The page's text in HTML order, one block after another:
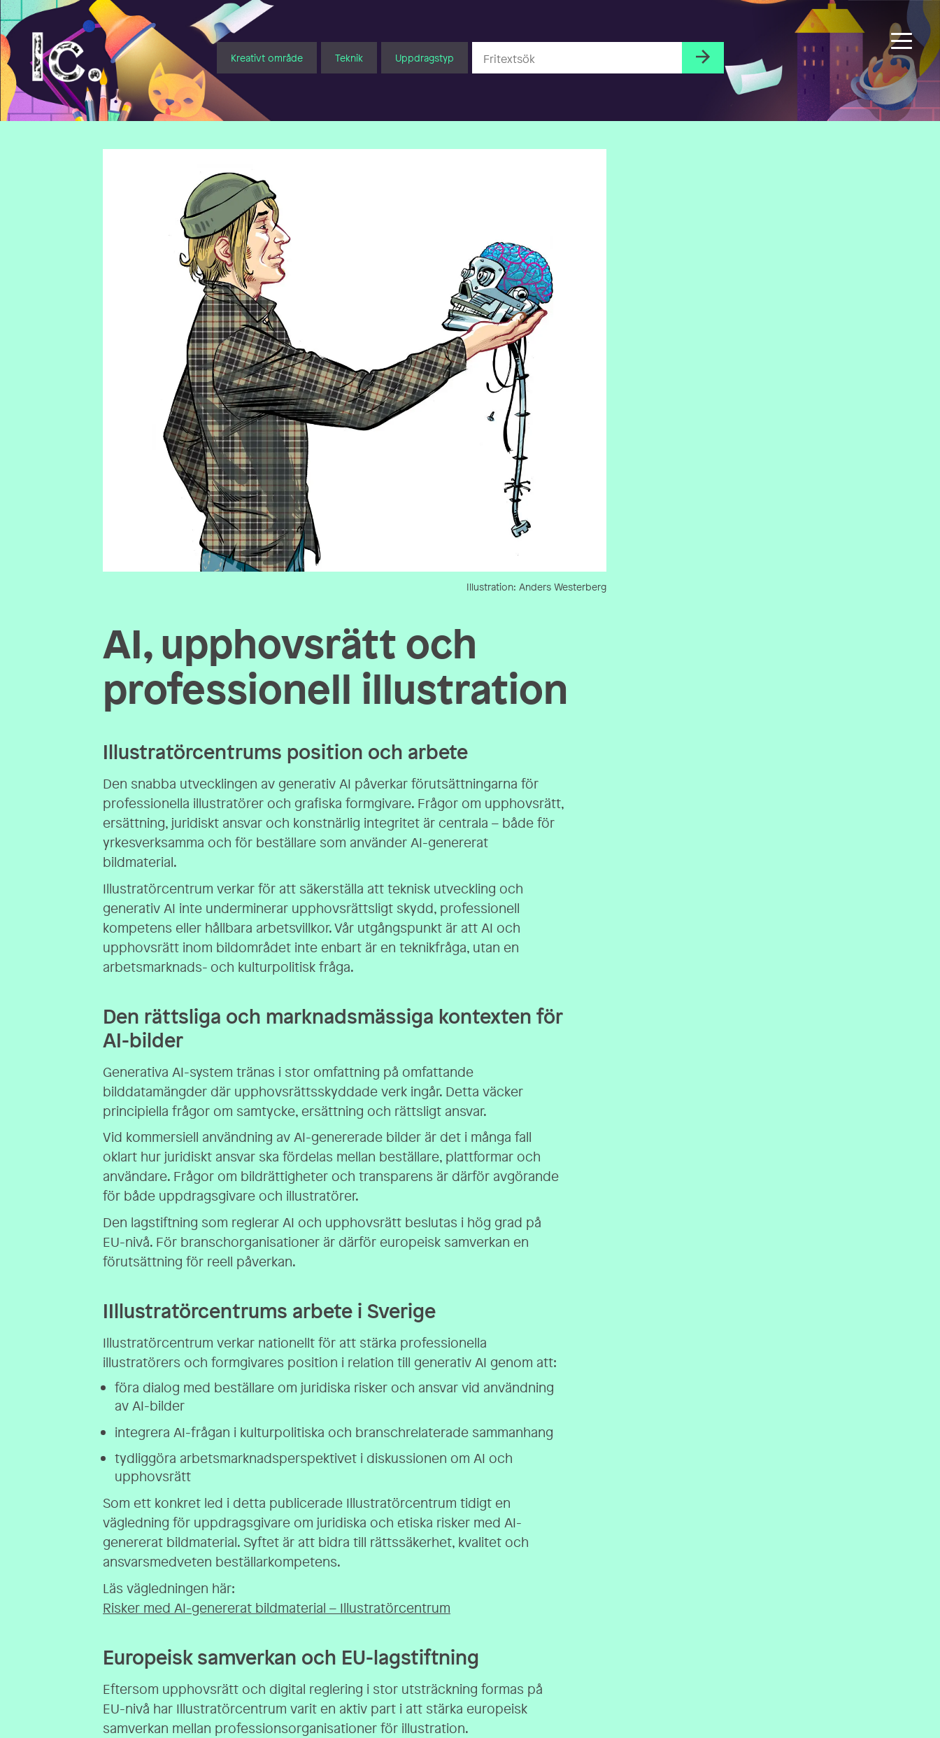
Illustratörcentrum
Kreativt område Teknik Uppdragstyp
Illustration: Anders Westerberg
AI, upphovsrätt och
professionell illustration
Illustratörcentrums position och arbete
Den snabba utvecklingen av generativ AI påverkar förutsättningarna för
professionella illustratörer och grafiska formgivare. Frågor om upphovsrätt,
ersättning, juridiskt ansvar och konstnärlig integritet är centrala – både för
yrkesverksamma och för beställare som använder AI-genererat
bildmaterial.
Illustratörcentrum verkar för att säkerställa att teknisk utveckling och
generativ AI inte underminerar upphovsrättsligt skydd, professionell
kompetens eller hållbara arbetsvillkor. Vår utgångspunkt är att AI och
upphovsrätt inom bildområdet inte enbart är en teknikfråga, utan en
arbetsmarknads- och kulturpolitisk fråga.
Den rättsliga och marknadsmässiga kontexten för
AI-bilder
Generativa AI-system tränas i stor omfattning på omfattande
bilddatamängder där upphovsrättsskyddade verk ingår. Detta väcker
principiella frågor om samtycke, ersättning och rättsligt ansvar.
Vid kommersiell användning av AI-genererade bilder är det i många fall
oklart hur juridiskt ansvar ska fördelas mellan beställare, plattformar och
användare. Frågor om bildrättigheter och transparens är därför avgörande
för både uppdragsgivare och illustratörer.
Den lagstiftning som reglerar AI och upphovsrätt beslutas i hög grad på
EU-nivå. För branschorganisationer är därför europeisk samverkan en
förutsättning för reell påverkan.
IIllustratörcentrums arbete i Sverige
Illustratörcentrum verkar nationellt för att stärka professionella
illustratörers och formgivares position i relation till generativ AI genom att:
föra dialog med beställare om juridiska risker och ansvar vid användning
av AI-bilder
integrera AI-frågan i kulturpolitiska och branschrelaterade sammanhang
tydliggöra arbetsmarknadsperspektivet i diskussionen om AI och
upphovsrätt
Som ett konkret led i detta publicerade Illustratörcentrum tidigt en
vägledning för uppdragsgivare om juridiska och etiska risker med AI-
genererat bildmaterial. Syftet är att bidra till rättssäkerhet, kvalitet och
ansvarsmedveten beställarkompetens.
Läs vägledningen här:
Risker med AI-genererat bildmaterial – Illustratörcentrum
Europeisk samverkan och EU-lagstiftning
Eftersom upphovsrätt och digital reglering i stor utsträckning formas på
EU-nivå har Illustratörcentrum varit en aktiv part i att stärka europeisk
samverkan mellan professionsorganisationer för illustration.